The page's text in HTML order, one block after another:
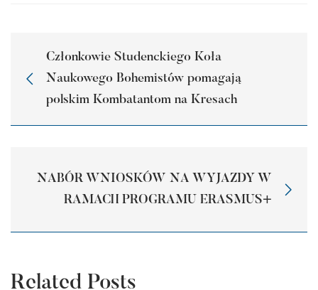
Członkowie Studenckiego Koła
Naukowego Bohemistów pomagają
polskim Kombatantom na Kresach
NABÓR WNIOSKÓW NA WYJAZDY W
RAMACH PROGRAMU ERASMUS+
Related Posts